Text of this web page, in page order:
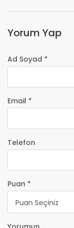
Yorum Yap
Ad Soyad *
Email *
Telefon
Puan *
Puan Seçiniz